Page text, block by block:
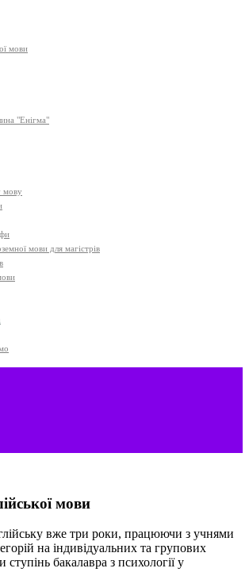
мови
"Енігма"
мову
мови для магістрів
мови
вже три роки, працюючи з учнями
на індивідуальних та групових
ступінь бакалавра з психології у